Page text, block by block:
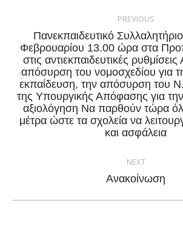
PREVIOUS
Previous
post:
Πανεκπαιδευτικό
Φεβρουαρίου 13.00 ώρα στα
στις αντιεκπαιδευτικές
απόσυρση του νομοσχεδίου για
εκπαίδευση, την απόσυρση του
της Υπουργικής Απόφασης για την
αξιολόγηση Να παρθούν τώρα
μέτρα ώστε τα σχολεία να
και ασφάλεια
NEXT
Next
Ανακοίνωση